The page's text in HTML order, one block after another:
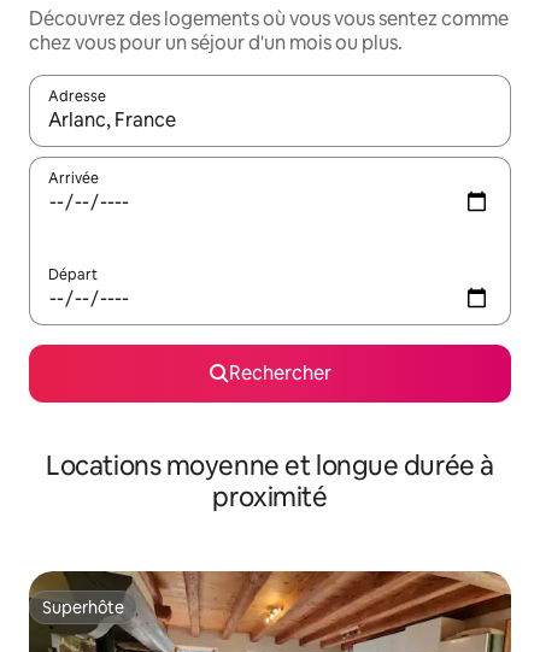
Découvrez des logements où vous vous sentez comme
chez vous pour un séjour d'un mois ou plus.
Adresse
Lorsque les résultats s'affichent, utilisez les flèches vers le
Arrivée
Départ
Rechercher
Locations moyenne et longue durée à
proximité
Superhôte
Superhôte